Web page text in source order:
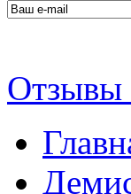
Отзывы